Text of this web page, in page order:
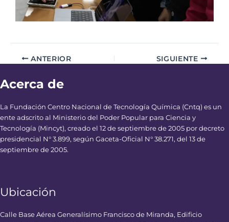
ANTERIOR SIGUIENTE
Acerca de
La Fundación Centro Nacional de Tecnología Química (Cntq) es un
ente adscrito al Ministerio del Poder Popular para Ciencia y
Tecnología (Mincyt), creado el 12 de septiembre de 2005 por decreto
presidencial N° 3.899, según Gaceta-Oficial N° 38.271, del 13 de
septiembre de 2005.
Ubicación
Calle Base Aérea Generalísimo Francisco de Miranda, Edificio